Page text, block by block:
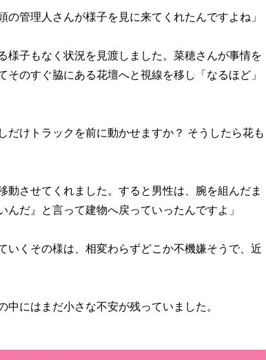
の管理人さんが様子を見に来てくれたんですよね」
子もなく状況を見渡しました。菜穂さんが事情を
のすぐ脇にある花壇へと視線を移し「なるほど」
けトラックを前に動かせますか？ そうしたら花も
動させてくれました。すると男性は、腕を組んだま
だ』と言って建物へ戻っていったんですよ」
くその様は、相変わらずどこか不機嫌そうで、近
にはまだ小さな不安が残っていました。